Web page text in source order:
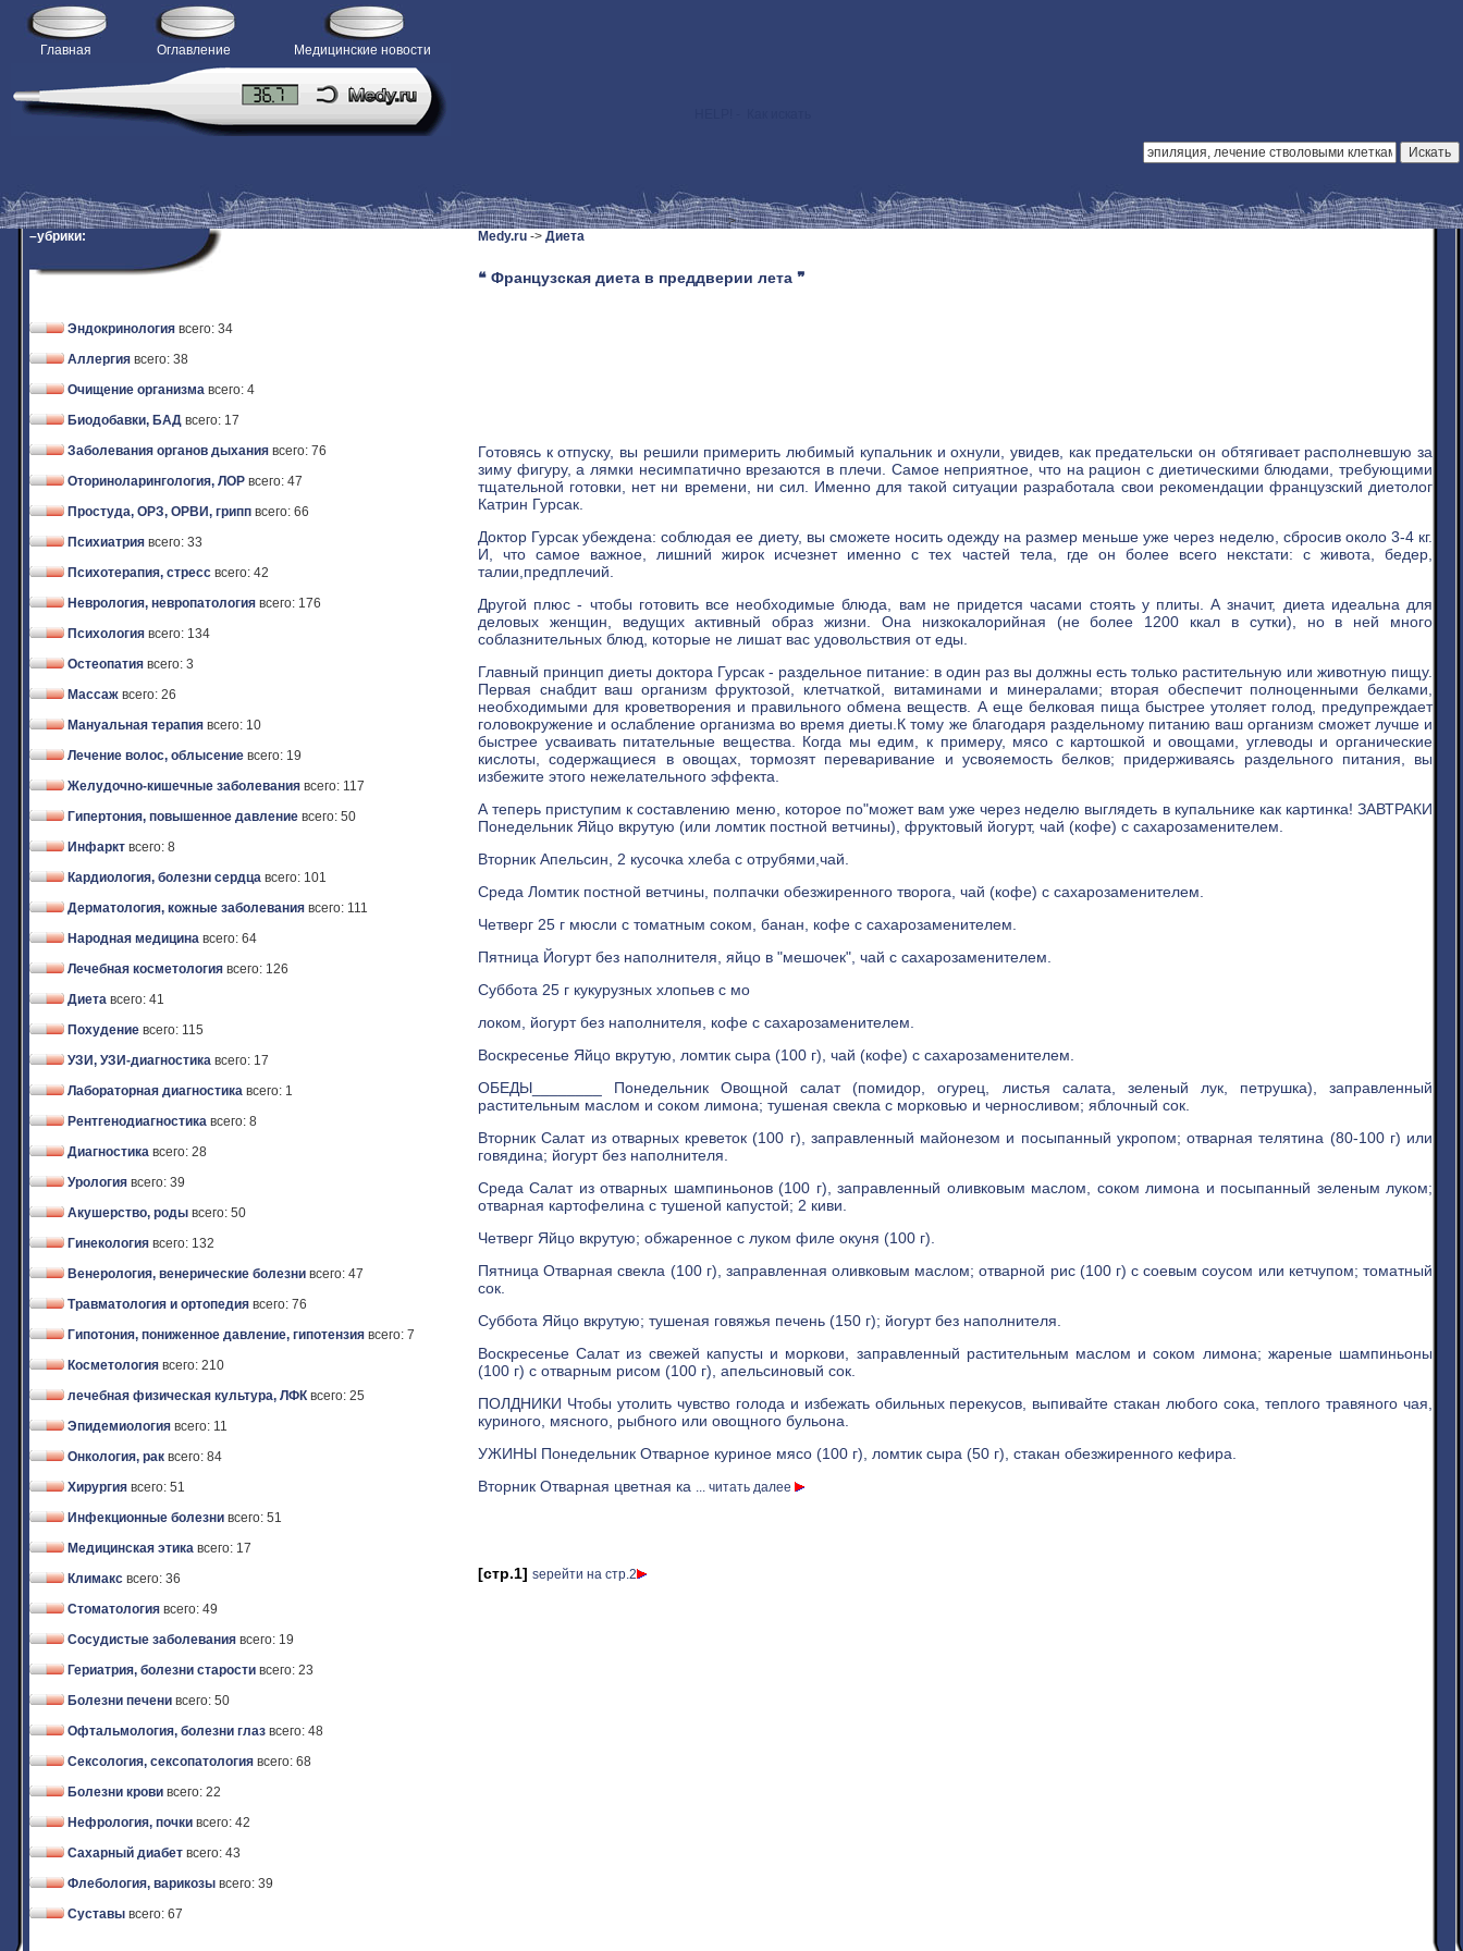
Главная Оглавление Медицинские новости
>
–убрики:
Эндокринология всего: 34
Аллергия всего: 38
Очищение организма всего: 4
Биодобавки, БАД всего: 17
Заболевания органов дыхания всего: 76
Оториноларингология, ЛОР всего: 47
Простуда, ОРЗ, ОРВИ, грипп всего: 66
Психиатрия всего: 33
Психотерапия, стресс всего: 42
Неврология, невропатология всего: 176
Психология всего: 134
Остеопатия всего: 3
Массаж всего: 26
Мануальная терапия всего: 10
Лечение волос, облысение всего: 19
Желудочно-кишечные заболевания всего: 117
Гипертония, повышенное давление всего: 50
Инфаркт всего: 8
Кардиология, болезни сердца всего: 101
Дерматология, кожные заболевания всего: 111
Народная медицина всего: 64
Лечебная косметология всего: 126
Диета всего: 41
Похудение всего: 115
УЗИ, УЗИ-диагностика всего: 17
Лабораторная диагностика всего: 1
Рентгенодиагностика всего: 8
Диагностика всего: 28
Урология всего: 39
Акушерство, роды всего: 50
Гинекология всего: 132
Венерология, венерические болезни всего: 47
Травматология и ортопедия всего: 76
Гипотония, пониженное давление, гипотензия всего: 7
Косметология всего: 210
лечебная физическая культура, ЛФК всего: 25
Эпидемиология всего: 11
Онкология, рак всего: 84
Хирургия всего: 51
Инфекционные болезни всего: 51
Медицинская этика всего: 17
Климакс всего: 36
Стоматология всего: 49
Сосудистые заболевания всего: 19
Гериатрия, болезни старости всего: 23
Болезни печени всего: 50
Офтальмология, болезни глаз всего: 48
Сексология, сексопатология всего: 68
Болезни крови всего: 22
Нефрология, почки всего: 42
Сахарный диабет всего: 43
Флебология, варикозы всего: 39
Суставы всего: 67
Medy.ru -> Диета
❝ Французская диета в преддверии лета ❞
Готовясь к отпуску, вы решили примерить любимый купальник и охнули, увидев, как предательски он обтягивает располневшую за
зиму фигуру, а лямки несимпатично врезаются в плечи. Самое неприятное, что на рацион с диетическими блюдами, требующими
тщательной готовки, нет ни времени, ни сил. Именно для такой ситуации разработала свои рекомендации французский диетолог
Катрин Гурсак.
Доктор Гурсак убеждена: соблюдая ее диету, вы сможете носить одежду на размер меньше уже через неделю, сбросив около 3-4 кг.
И, что самое важное, лишний жирок исчезнет именно с тех частей тела, где он более всего некстати: с живота, бедер,
талии,предплечий.
Другой плюс - чтобы готовить все необходимые блюда, вам не придется часами стоять у плиты. А значит, диета идеальна для
деловых женщин, ведущих активный образ жизни. Она низкокалорийная (не более 1200 ккал в сутки), но в ней много
соблазнительных блюд, которые не лишат вас удовольствия от еды.
Главный принцип диеты доктора Гурсак - раздельное питание: в один раз вы должны есть только растительную или животную пищу.
Первая снабдит ваш организм фруктозой, клетчаткой, витаминами и минералами; вторая обеспечит полноценными белками,
необходимыми для кроветворения и правильного обмена веществ. А еще белковая пища быстрее утоляет голод, предупреждает
головокружение и ослабление организма во время диеты.К тому же благодаря раздельному питанию ваш организм сможет лучше и
быстрее усваивать питательные вещества. Когда мы едим, к примеру, мясо с картошкой и овощами, углеводы и органические
кислоты, содержащиеся в овощах, тормозят переваривание и усвояемость белков; придерживаясь раздельного питания, вы
избежите этого нежелательного эффекта.
А теперь приступим к составлению меню, которое по"может вам уже через неделю выглядеть в купальнике как картинка! ЗАВТРАКИ
Понедельник Яйцо вкрутую (или ломтик постной ветчины), фруктовый йогурт, чай (кофе) с сахарозаменителем.
Вторник Апельсин, 2 кусочка хлеба с отрубями,чай.
Среда Ломтик постной ветчины, полпачки обезжиренного творога, чай (кофе) с сахарозаменителем.
Четверг 25 г мюсли с томатным соком, банан, кофе с сахарозаменителем.
Пятница Йогурт без наполнителя, яйцо в "мешочек", чай с сахарозаменителем.
Суббота 25 г кукурузных хлопьев с мо
локом, йогурт без наполнителя, кофе с сахарозаменителем.
Воскресенье Яйцо вкрутую, ломтик сыра (100 г), чай (кофе) с сахарозаменителем.
ОБЕДЫ________ Понедельник Овощной салат (помидор, огурец, листья салата, зеленый лук, петрушка), заправленный
растительным маслом и соком лимона; тушеная свекла с морковью и черносливом; яблочный сок.
Вторник Салат из отварных креветок (100 г), заправленный майонезом и посыпанный укропом; отварная телятина (80-100 г) или
говядина; йогурт без наполнителя.
Среда Салат из отварных шампиньонов (100 г), заправленный оливковым маслом, соком лимона и посыпанный зеленым луком;
отварная картофелина с тушеной капустой; 2 киви.
Четверг Яйцо вкрутую; обжаренное с луком филе окуня (100 г).
Пятница Отварная свекла (100 г), заправленная оливковым маслом; отварной рис (100 г) с соевым соусом или кетчупом; томатный
сок.
Суббота Яйцо вкрутую; тушеная говяжья печень (150 г); йогурт без наполнителя.
Воскресенье Салат из свежей капусты и моркови, заправленный растительным маслом и соком лимона; жареные шампиньоны
(100 г) с отварным рисом (100 г), апельсиновый сок.
ПОЛДНИКИ Чтобы утолить чувство голода и избежать обильных перекусов, выпивайте стакан любого сока, теплого травяного чая,
куриного, мясного, рыбного или овощного бульона.
УЖИНЫ Понедельник Отварное куриное мясо (100 г), ломтик сыра (50 г), стакан обезжиренного кефира.
Вторник Отварная цветная ка
... читать далее
[стр.1] ѕерейти на стр.2